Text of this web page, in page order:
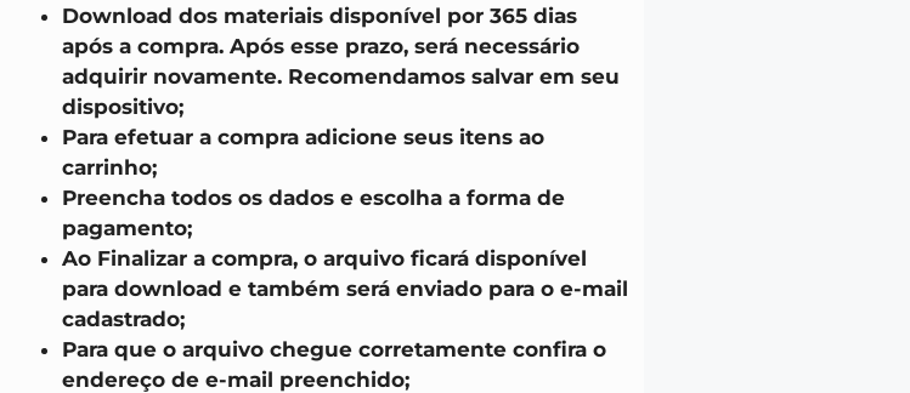
Download dos materiais disponível por 365 dias
após a compra. Após esse prazo, será necessário
adquirir novamente. Recomendamos salvar em seu
dispositivo;
Para efetuar a compra adicione seus itens ao
carrinho;
Preencha todos os dados e escolha a forma de
pagamento;
Ao Finalizar a compra, o arquivo ficará disponível
para download e também será enviado para o e-mail
cadastrado;
Para que o arquivo chegue corretamente confira o
endereço de e-mail preenchido;